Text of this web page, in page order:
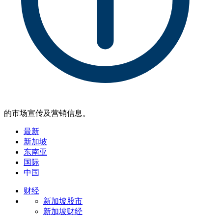
的市场宣传及营销信息。
最新
新加坡
东南亚
国际
中国
财经
新加坡股市
新加坡财经